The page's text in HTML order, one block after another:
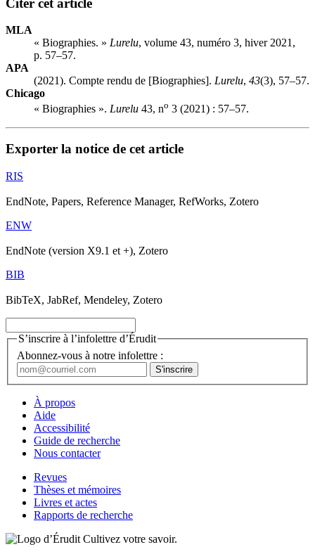
MLA
« Biographies. » Lurelu, volume 43, numéro 3, hiver 2021,
p. 57–57.
APA
(2021). Compte rendu de [Biographies]. Lurelu, 43(3), 57–57.
Chicago
« Biographies ». Lurelu 43, no 3 (2021) : 57–57.
Exporter la notice de cet article
RIS
EndNote, Papers, Reference Manager, RefWorks, Zotero
ENW
EndNote (version X9.1 et +), Zotero
BIB
BibTeX, JabRef, Mendeley, Zotero
S’inscrire à l’infolettre d’Érudit
Abonnez-vous à notre infolettre :
À propos
Aide
Accessibilité
Guide de recherche
Nous contacter
Revues
Thèses et mémoires
Livres et actes
Rapports de recherche
Cultivez votre savoir.